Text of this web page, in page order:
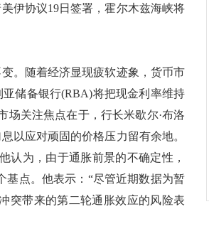
伊协议19日签署，霍尔木兹海峡将
。随着经济显现疲软迹象，货币市
储备银行(RBA)将把现金利率维持
场关注焦点在于，行长米歇尔·布洛
以应对顽固的价格压力留有余地。
认为，由于通胀前景的不确定性，
基点。他表示：“尽管近期数据为暂
突带来的第二轮通胀效应的风险表